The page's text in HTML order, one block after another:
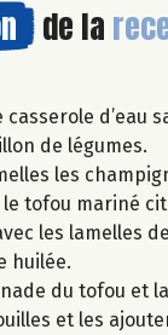
de la
casserole d’eau
de légumes.
les
le tofou mariné
les lamelles
huilée.
du tofou et
et les